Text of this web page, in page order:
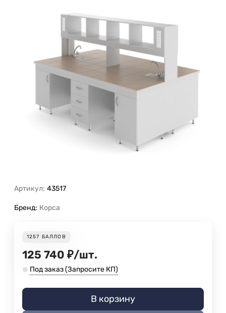
Артикул: 43517
Бренд: Корса
1257 БАЛЛОВ
125 740 ₽/шт.
Под заказ (Запросите КП)
В корзину